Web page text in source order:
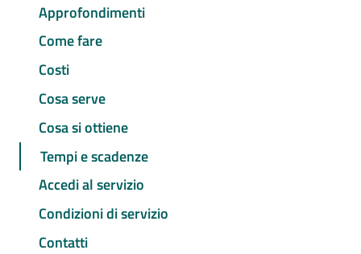
Approfondimenti
Come fare
Costi
Cosa serve
Cosa si ottiene
Tempi e scadenze
Accedi al servizio
Condizioni di servizio
Contatti